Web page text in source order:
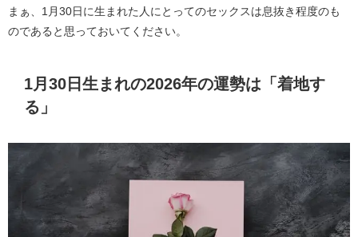
まぁ、1月30日に生まれた人にとってのセックスは息抜き程度のも
のであると思っておいてください。
1月30日生まれの2026年の運勢は「着地す
る」